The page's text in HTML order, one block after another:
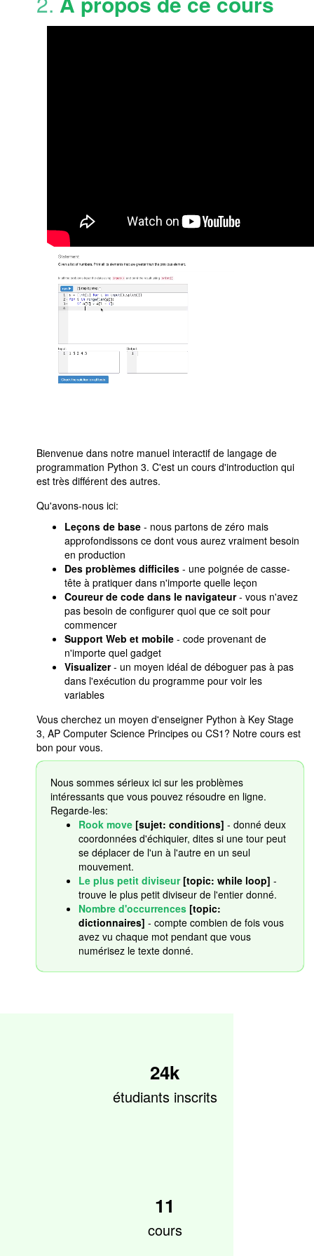
Bienvenue dans notre manuel interactif de langage de
programmation Python 3. C'est un cours d'introduction qui
est très différent des autres.
Qu'avons-nous ici:
Leçons de base - nous partons de zéro mais
approfondissons ce dont vous aurez vraiment besoin
en production
Des problèmes difficiles - une poignée de casse-
tête à pratiquer dans n'importe quelle leçon
Coureur de code dans le navigateur- vous n'avez
pas besoin de configurer quoi que ce soit pour
commencer
Support Web et mobile - code provenant de
n'importe quel gadget
Visualizer- un moyen idéal de déboguer pas à pas
dans l'exécution du programme pour voir les
variables
Vous cherchez un moyen d'enseigner Python à Key Stage
3, AP Computer Science Principes ou CS1? Notre cours est
bon pour vous.
Nous sommes sérieux ici sur les problèmes
intéressants que vous pouvez résoudre en ligne.
Regarde-les:
Rook move [sujet: conditions] - donné deux
coordonnées d'échiquier, dites si une tour peut
se déplacer de l'un à l'autre en un seul
mouvement.
Le plus petit diviseur[topic: while loop] -
trouve le plus petit diviseur de l'entier donné.
Nombre d'occurrences [topic:
dictionnaires] - compte combien de fois vous
avez vu chaque mot pendant que vous
numérisez le texte donné.
24k
étudiants inscrits
11
cours